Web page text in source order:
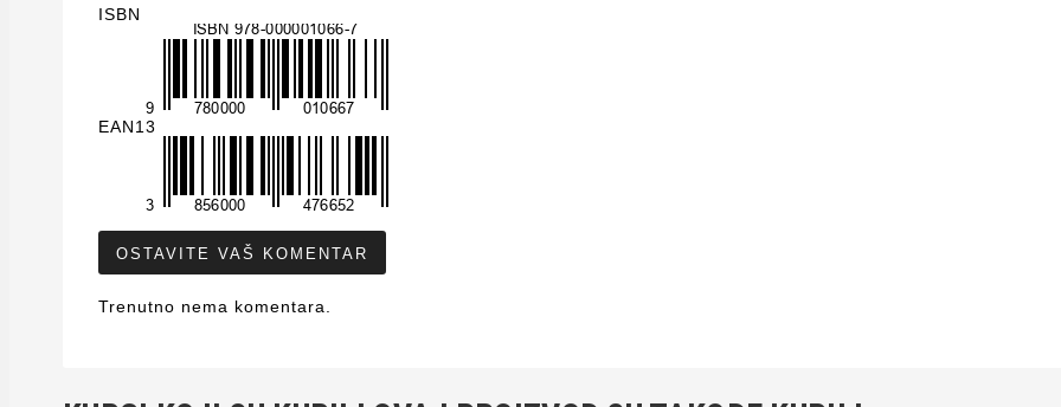
ISBN
EAN13
OSTAVITE VAŠ KOMENTAR
Trenutno nema komentara.